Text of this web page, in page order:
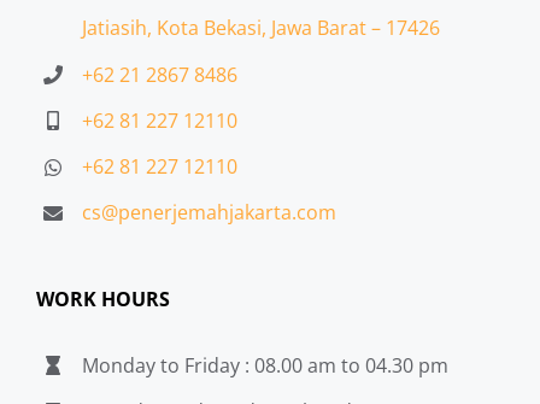
Jatiasih, Kota Bekasi, Jawa Barat – 17426
+62 21 2867 8486
+62 81 227 12110
+62 81 227 12110
cs@penerjemahjakarta.com
WORK HOURS
Monday to Friday : 08.00 am to 04.30 pm